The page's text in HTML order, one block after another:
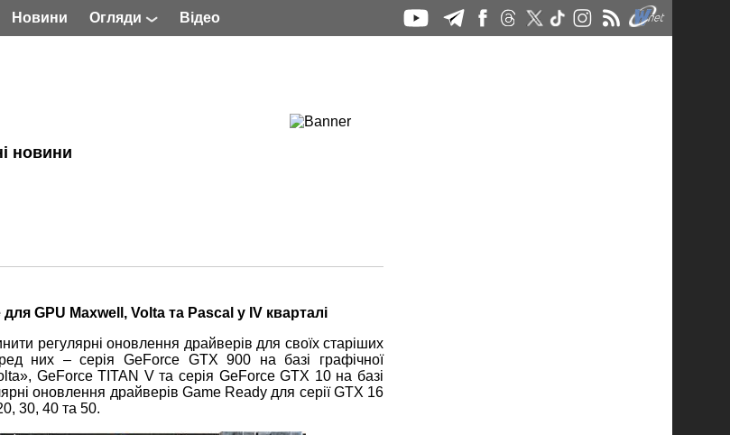
Новини Огляди Відео
новини
GPU Maxwell, Volta та Pascal у IV кварталі
регулярні оновлення драйверів для своїх старіших
них – серія GeForce GTX 900 на базі графічної
GeForce TITAN V та серія GeForce GTX 10 на базі
оновлення драйверів Game Ready для серії GTX 16
30, 40 та 50.